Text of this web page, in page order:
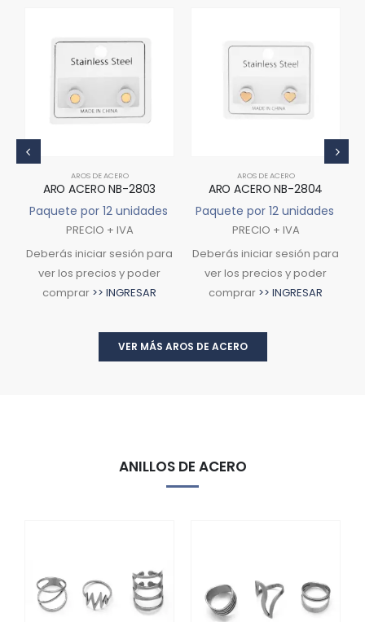
AROS DE ACERO
ARO ACERO NB-2803
Paquete por 12 unidades
PRECIO + IVA
Deberás iniciar sesión para
ver los precios y poder
comprar >> INGRESAR
AROS DE ACERO
ARO ACERO NB-2804
Paquete por 12 unidades
PRECIO + IVA
Deberás iniciar sesión para
ver los precios y poder
comprar >> INGRESAR
VER MÁS AROS DE ACERO
ANILLOS DE ACERO